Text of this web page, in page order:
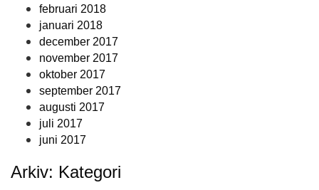
februari 2018
januari 2018
december 2017
november 2017
oktober 2017
september 2017
augusti 2017
juli 2017
juni 2017
Arkiv: Kategori